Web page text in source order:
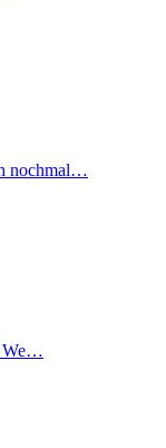
nochmal…
We…